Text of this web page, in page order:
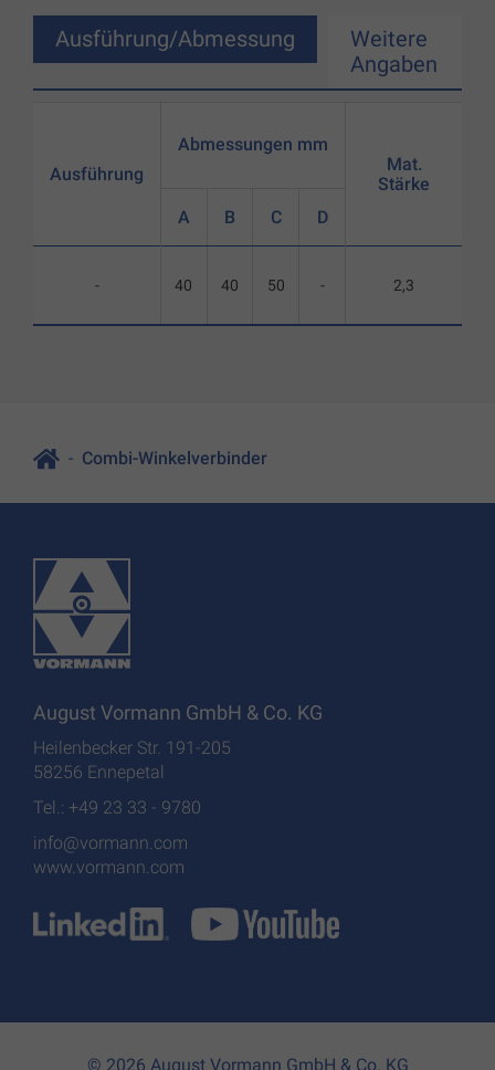
Ausführung/Abmessung
Weitere
Angaben
Ausführung
-
Abmessungen mm
A B C D
40 40 50 -
Mat.
Stärke
2,3
Combi-Winkelverbinder
August Vormann GmbH & Co. KG
Heilenbecker Str. 191-205
58256 Ennepetal
Tel.: +49 23 33 - 9780
info@vormann.com
www.vormann.com
© 2026 August Vormann GmbH & Co. KG